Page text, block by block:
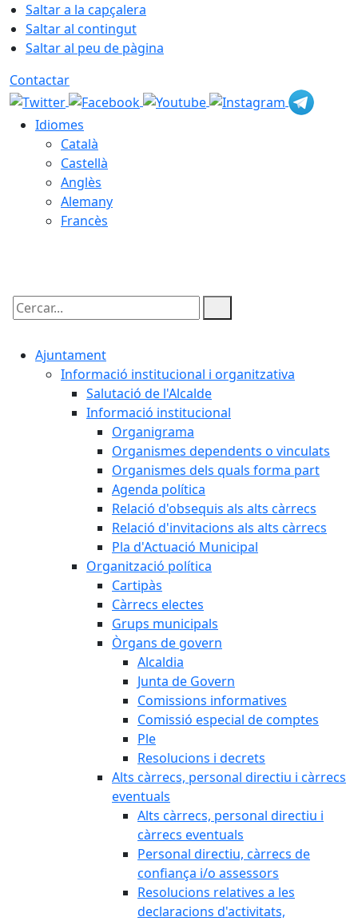
Saltar a la capçalera
Saltar al contingut
Saltar al peu de pàgina
Contactar
Idiomes
Català
Castellà
Anglès
Alemany
Francès
Cercar:
Ajuntament
Informació institucional i organitzativa
Salutació de l'Alcalde
Informació institucional
Organigrama
Organismes dependents o vinculats
Organismes dels quals forma part
Agenda política
Relació d'obsequis als alts càrrecs
Relació d'invitacions als alts càrrecs
Pla d'Actuació Municipal
Organització política
Cartipàs
Càrrecs electes
Grups municipals
Òrgans de govern
Alcaldia
Junta de Govern
Comissions informatives
Comissió especial de comptes
Ple
Resolucions i decrets
Alts càrrecs, personal directiu i càrrecs
eventuals
Alts càrrecs, personal directiu i
càrrecs eventuals
Personal directiu, càrrecs de
confiança i/o assessors
Resolucions relatives a les
declaracions d'activitats,